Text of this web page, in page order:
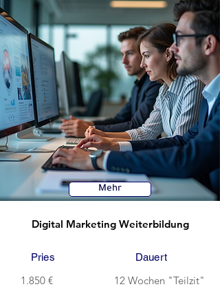
Mehr
Digital Marketing Weiterbildung
Pries
1.850 €
Dauert
12 Wochen "Teilzit"